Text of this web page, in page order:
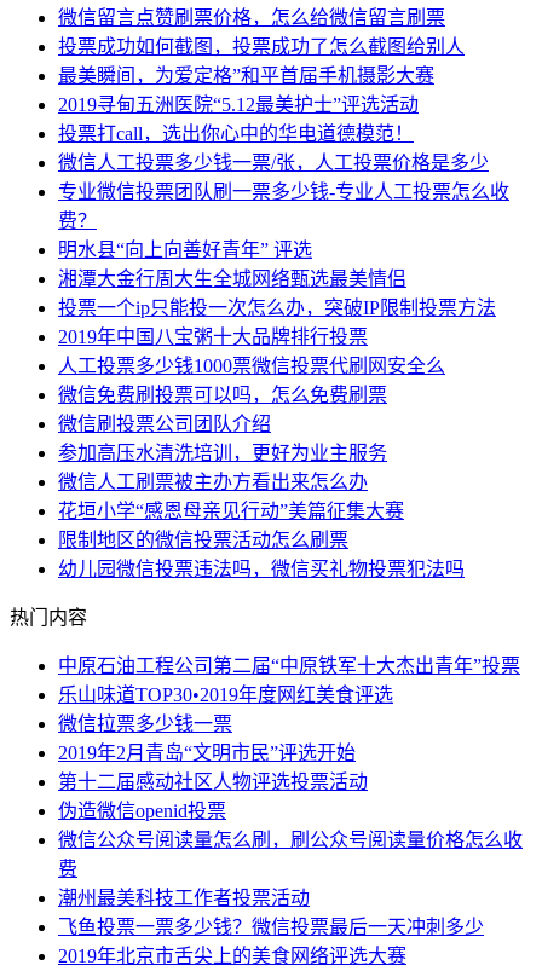
微信留言点赞刷票价格，怎么给微信留言刷票
投票成功如何截图，投票成功了怎么截图给别人
最美瞬间，为爱定格”和平首届手机摄影大赛
2019寻甸五洲医院“5.12最美护士”评选活动
投票打call，选出你心中的华电道德模范！
微信人工投票多少钱一票/张，人工投票价格是多少
专业微信投票团队刷一票多少钱-专业人工投票怎么收
费？
明水县“向上向善好青年” 评选
湘潭大金行周大生全城网络甄选最美情侣
投票一个ip只能投一次怎么办，突破IP限制投票方法
2019年中国八宝粥十大品牌排行投票
人工投票多少钱1000票微信投票代刷网安全么
微信免费刷投票可以吗，怎么免费刷票
微信刷投票公司团队介绍
参加高压水清洗培训，更好为业主服务
微信人工刷票被主办方看出来怎么办
花垣小学“感恩母亲见行动”美篇征集大赛
限制地区的微信投票活动怎么刷票
幼儿园微信投票违法吗，微信买礼物投票犯法吗
热门内容
中原石油工程公司第二届“中原铁军十大杰出青年”投票
乐山味道TOP30•2019年度网红美食评选
微信拉票多少钱一票
2019年2月青岛“文明市民”评选开始
第十二届感动社区人物评选投票活动
伪造微信openid投票
微信公众号阅读量怎么刷，刷公众号阅读量价格怎么收
费
潮州最美科技工作者投票活动
飞鱼投票一票多少钱？微信投票最后一天冲刺多少
2019年北京市舌尖上的美食网络评选大赛